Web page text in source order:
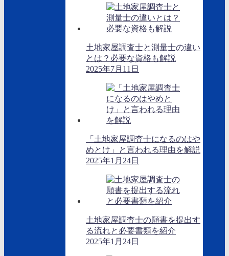
土地家屋調査士と測量士の違い
とは？必要な資格も解説
2025年7月11日
「土地家屋調査士になるのはや
めとけ」と言われる理由を解説
2025年1月24日
土地家屋調査士の願書を提出す
る流れと必要書類を紹介
2025年1月24日